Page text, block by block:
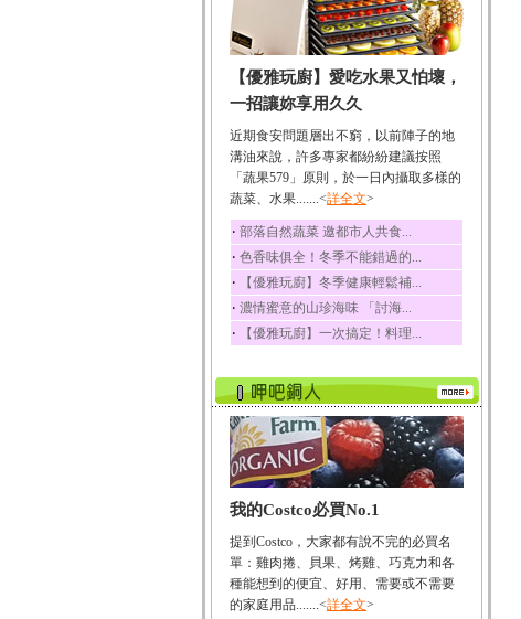
鮪魚肚肉中的不飽和脂
肪酸內富含EPA和DH...
韭菜
韭菜所含的膳食纖維能
幫助消化與通便；揮...
冬瓜
冬瓜營養價值高，鈉含
量極低是水腫病人的...
豆豉
豆豉裡頭含有營養的蛋
白質、脂肪、鈣、磷...
榛果
榛果裡所含的營養素有
蛋白質、脂肪、醣類...
迷迭香
酸、迷迭香酸、植物...
咖啡
咖啡中的咖啡因會刺激
中樞神經系統，特別...
椰子
椰子含有糖類、脂肪、
荔枝
荔枝性質溫和所含的營
養素有醣類、檸檬酸...
【優雅玩廚】愛吃水果又怕壞，
一招讓妳享用久久
近期食安問題層出不窮，以前陣子的地
溝油來說，許多專家都紛紛建議按照
「蔬果579」原則，於一日內攝取多樣的
蔬菜、水果.......<詳全文>
‧ 部落自然蔬菜 邀都市人共食...
‧ 色香味俱全！冬季不能錯過的...
‧ 【優雅玩廚】冬季健康輕鬆補...
‧ 濃情蜜意的山珍海味 「討海...
‧ 【優雅玩廚】一次搞定！料理...
我的Costco必買No.1
提到Costco，大家都有說不完的必買名
單：雞肉捲、貝果、烤雞、巧克力和各
種能想到的便宜、好用、需要或不需要
的家庭用品.......<詳全文>